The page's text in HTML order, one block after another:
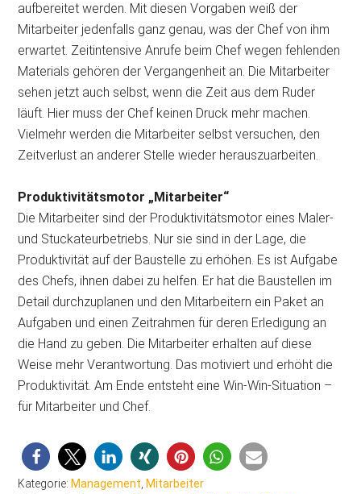
aufbereitet werden. Mit diesen Vorgaben weiß der
Mitarbeiter jedenfalls ganz genau, was der Chef von ihm
erwartet. Zeitintensive Anrufe beim Chef wegen fehlenden
Materials gehören der Vergangenheit an. Die Mitarbeiter
sehen jetzt auch selbst, wenn die Zeit aus dem Ruder
läuft. Hier muss der Chef keinen Druck mehr machen.
Vielmehr werden die Mitarbeiter selbst versuchen, den
Zeitverlust an anderer Stelle wieder herauszuarbeiten.
Produktivitätsmotor „Mitarbeiter“
Die Mitarbeiter sind der Produktivitätsmotor eines Maler-
und Stuckateurbetriebs. Nur sie sind in der Lage, die
Produktivität auf der Baustelle zu erhöhen. Es ist Aufgabe
des Chefs, ihnen dabei zu helfen. Er hat die Baustellen im
Detail durchzuplanen und den Mitarbeitern ein Paket an
Aufgaben und einen Zeitrahmen für deren Erledigung an
die Hand zu geben. Die Mitarbeiter erhalten auf diese
Weise mehr Verantwortung. Das motiviert und erhöht die
Produktivität. Am Ende entsteht eine Win-Win-Situation –
für Mitarbeiter und Chef.
Kategorie: Management, Mitarbeiter